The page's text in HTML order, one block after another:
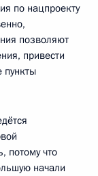
по нацпроекту
позволяют
привести
пункты
потому что
начали